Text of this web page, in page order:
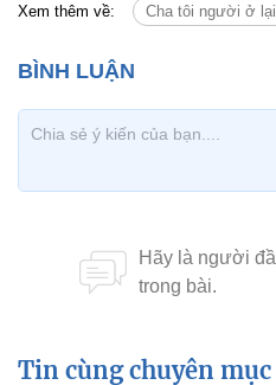
Xem thêm về: Cha tôi người ở lại
Tin cùng chuyên mục